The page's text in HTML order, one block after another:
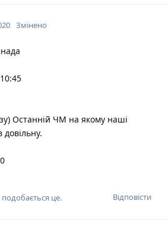
Змінено
Останній ЧМ на якому наші
довільну.
Відповісти
подобається це.